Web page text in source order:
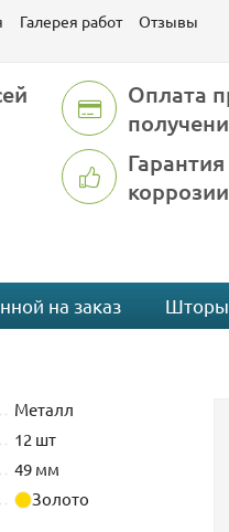
Галерея работ
Отзывы
Оплата
на заказ Шторы
Металл
12 шт
49 мм
Золото